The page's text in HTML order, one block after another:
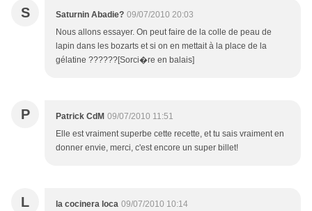
S Saturnin Abadie? 09/07/2010 20:03
Nous allons essayer. On peut faire de la colle de peau de
lapin dans les bozarts et si on en mettait à la place de la
gélatine ??????[Sorci�re en balais]
P Patrick CdM 09/07/2010 11:51
Elle est vraiment superbe cette recette, et tu sais vraiment en
donner envie, merci, c'est encore un super billet!
L la cocinera loca 09/07/2010 10:14